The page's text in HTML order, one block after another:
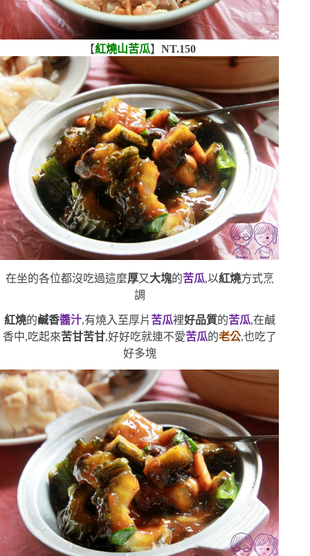
【紅燒山苦瓜】 NT.150
在坐的各位都沒吃過這麼厚又大塊的苦瓜,以紅燒方式烹
調
紅燒的鹹香醬汁,有燒入至厚片 苦瓜裡好品質的苦瓜,在鹹
香中,吃起來苦甘苦甘,好好吃就連不愛苦瓜的老公,也吃了
好多塊